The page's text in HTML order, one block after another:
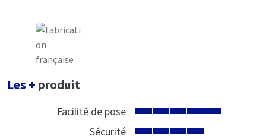
Les + produit
Facilité de pose
Sécurité